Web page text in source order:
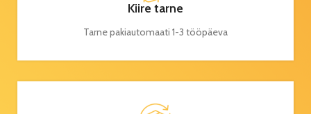
Kiire tarne
Tarne pakiautomaati 1-3 tööpäeva